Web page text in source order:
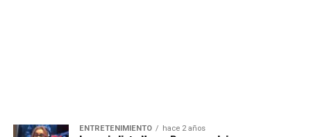
ENTRETENIMIENTO hace 2 años